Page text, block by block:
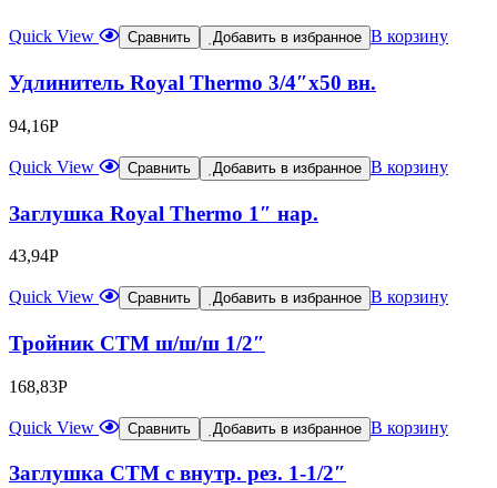
Quick View Сравнить Добавить в избранное В корзину
Удлинитель Royal Thermo 3/4″х50 вн.
94,16Р
Quick View Сравнить Добавить в избранное В корзину
Заглушка Royal Thermo 1″ нар.
43,94Р
Quick View Сравнить Добавить в избранное В корзину
Тройник CTM ш/ш/ш 1/2″
168,83Р
Quick View Сравнить Добавить в избранное В корзину
Заглушка CTM с внутр. рез. 1-1/2″